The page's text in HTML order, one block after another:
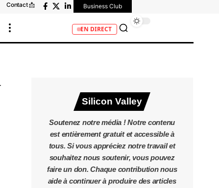
Contact 📩 Business Club
EN DIRECT
Silicon Valley
Soutenez notre média ! Notre contenu
est entièrement gratuit et accessible à
tous. Si vous appréciez notre travail et
souhaitez nous soutenir, vous pouvez
faire un don. Chaque contribution nous
aide à continuer à produire des articles